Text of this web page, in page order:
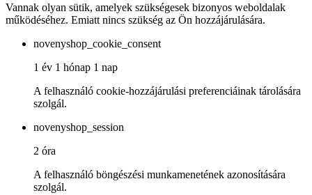
Vannak olyan sütik, amelyek szükségesek bizonyos weboldalak
működéséhez. Emiatt nincs szükség az Ön hozzájárulására.
novenyshop_cookie_consent
1 év 1 hónap 1 nap
A felhasználó cookie-hozzájárulási preferenciáinak tárolására
szolgál.
novenyshop_session
2 óra
A felhasználó böngészési munkamenetének azonosítására
szolgál.